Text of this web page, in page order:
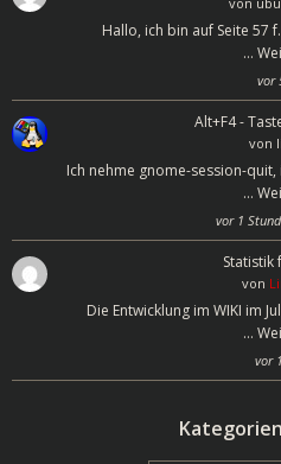
Hallo, ich bin auf Seite 57
…
vor
Alt+F4 -
von
Ich nehme gnome-session-
…
vor 1
Statistik
von
Die Entwicklung im WIKI im
…
vor